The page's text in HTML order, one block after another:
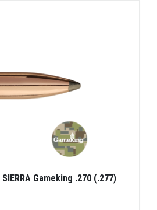
Gameking .270 (.277)